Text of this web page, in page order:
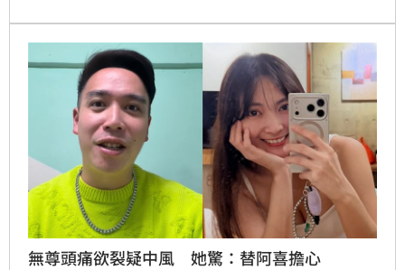
無尊頭痛欲裂疑中風 她驚：替阿喜擔心